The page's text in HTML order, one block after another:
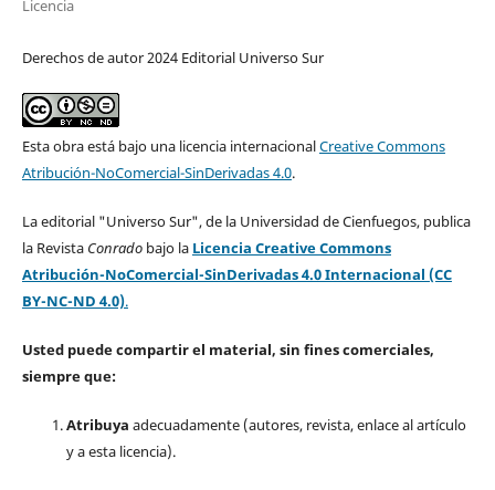
Licencia
Derechos de autor 2024 Editorial Universo Sur
Esta obra está bajo una licencia internacionalCreative Commons
Atribución-NoComercial-SinDerivadas 4.0.
La editorial "Universo Sur", de la Universidad de Cienfuegos, publica
la Revista Conradobajo la Licencia Creative Commons
Atribución-NoComercial-SinDerivadas 4.0 Internacional (CC
BY-NC-ND 4.0).
Usted puede compartir el material, sin fines comerciales,
siempre que:
Atribuya adecuadamente (autores, revista, enlace al artículo
y a esta licencia).